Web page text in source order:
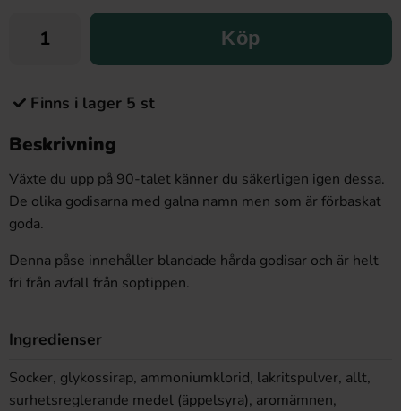
Köp
Finns i lager 5 st
Beskrivning
Växte du upp på 90-talet känner du säkerligen igen dessa.
De olika godisarna med galna namn men som är förbaskat
goda.
Denna påse innehåller blandade hårda godisar och är helt
fri från avfall från soptippen.
Ingredienser
Socker, glykossirap, ammoniumklorid, lakritspulver, allt,
surhetsreglerande medel (äppelsyra), aromämnen,